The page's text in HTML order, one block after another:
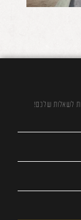
לשאלות שלכם!